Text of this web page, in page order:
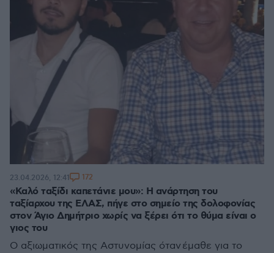
«Καλό ταξίδι καπετάνιε μου»: Η ανάρτηση του
ταξίαρχου της ΕΛΑΣ, πήγε στο σημείο της δολοφονίας
στον Άγιο Δημήτριο χωρίς να ξέρει ότι το θύμα είναι ο
γιος του
Ο αξιωματικός της Αστυνομίας όταν έμαθε για το
23.04.2026, 12:41 172